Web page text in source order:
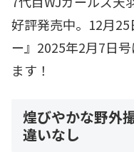
好評発売中。12月
ー』2025年2月7日
ます！
煌びやかな野外
違いなし